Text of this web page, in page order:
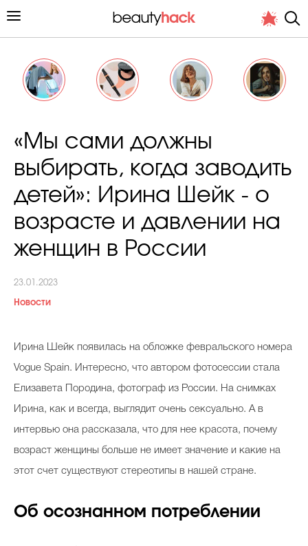
Личный опыт
Стиль жизни
Вопрос эксперту
Папа может
Выбор визажистов
«Мы сами должны
выбирать, когда заводить
детей»: Ирина Шейк - о
возрасте и давлении на
женщин в России
23.01.2023
Новости
Ирина Шейк появилась на обложке февральского номера
Vogue Spain. Интересно, что автором фотосессии стала
Елизавета Породина, фотограф из России. На снимках
Ирина, как и всегда, выглядит очень сексуально. А в
интервью она рассказала, что для нее красота, почему
возраст женщины больше не имеет значение и какие на
этот счет существуют стереотипы в нашей стране.
Об осознанном потреблении